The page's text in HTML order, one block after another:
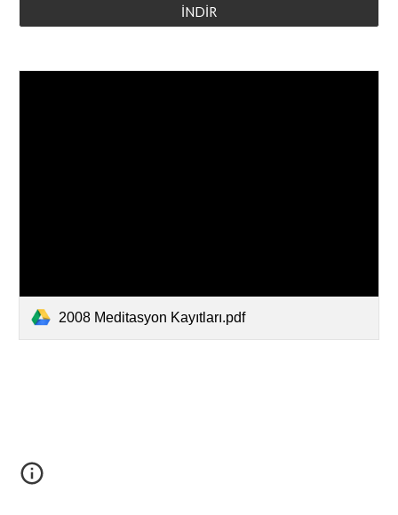
İNDİR
2008 Meditasyon Kayıtları.pdf